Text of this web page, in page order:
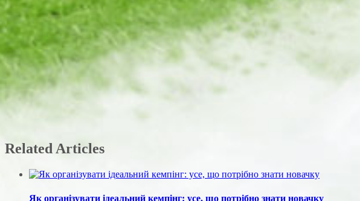
Related Articles
Як організувати ідеальний кемпінг: усе, що потрібно знати новачку